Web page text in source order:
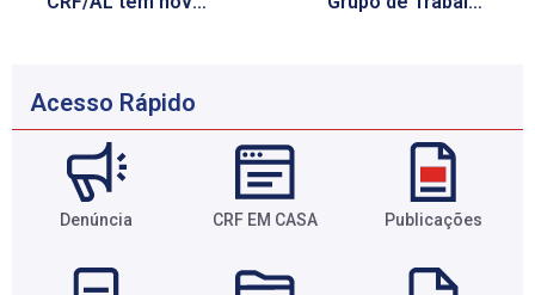
Acesso Rápido
Denúncia CRF EM CASA Publicações